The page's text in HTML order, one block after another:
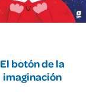
El botón de la
imaginación